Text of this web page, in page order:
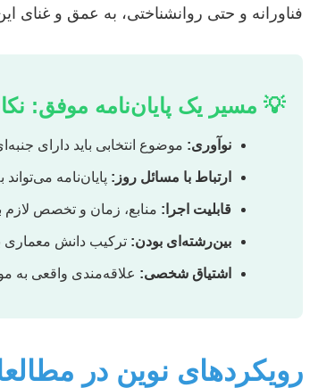
فناورانه و حتی روانشناختی، به عمق و غنای
💡 مسیر یک پایان‌نامه موفق:
نوآوری: موضوع انتخابی باید دارای
ارتباط با مسائل روز: پایان‌نامه
قابلیت اجرا: منابع، زمان و تخصص لازم
بین‌رشته‌ای بودن: ترکیب دانش معماری
اشتیاق شخصی: علاقه‌مندی واقعی به
رویکردهای نوین در